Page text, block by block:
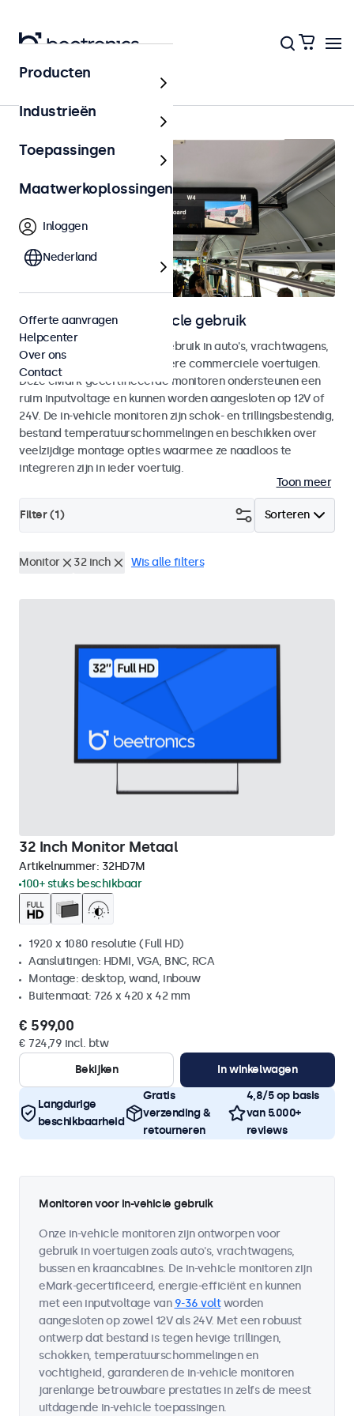
Home
Monitoren voor in-vehicle gebruik
Monitoren ontworpen voor gebruik in auto's, vrachtwagens,
bussen, kraancabines en andere commerciele voertuigen.
Deze eMark-gecertificeerde monitoren ondersteunen een
ruim inputvoltage en kunnen worden aangesloten op 12V of
24V. De in-vehicle monitoren zijn schok- en trillingsbestendig,
bestand temperatuurschommelingen en beschikken over
veelzijdige montage opties waarmee ze naadloos te
integreren zijn in ieder voertuig.
Toon meer
Sorteren
Filter (1)
Monitor 32 inch Wis alle filters
32 Inch Monitor Metaal
Artikelnummer: 32HD7M
100+ stuks beschikbaar
1920 x 1080 resolutie (Full HD)
Aansluitingen: HDMI, VGA, BNC, RCA
Montage: desktop, wand, inbouw
Buitenmaat: 726 x 420 x 42 mm
€ 599,00
€ 724,79 incl. btw
Bekijken
In winkelwagen
Langdurige
beschikbaarheid
Gratis
verzending &
retourneren
4,8/5 op basis
van 5.000+
reviews
Monitoren voor in-vehicle gebruik
Onze in-vehicle monitoren zijn ontworpen voor
gebruik in voertuigen zoals auto's, vrachtwagens,
bussen en kraancabines. De in-vehicle monitoren zijn
eMark-gecertificeerd, energie-efficiënt en kunnen
met een inputvoltage van 9-36 voltworden
aangesloten op zowel 12V als 24V. Met een robuust
ontwerp dat bestand is tegen hevige trillingen,
schokken, temperatuurschommelingen en
vochtigheid, garanderen de in-vehicle monitoren
jarenlange betrouwbare prestaties in zelfs de meest
uitdagende in-vehicle toepassingen.
Producten
Industrieën
Toepassingen
Maatwerkoplossingen
Inloggen
Nederland
Offerte aanvragen
Helpcenter
Over ons
Contact